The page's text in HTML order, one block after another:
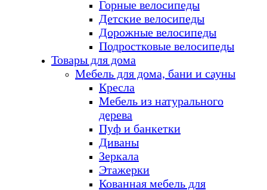
Горные велосипеды
Детские велосипеды
Дорожные велосипеды
Подростковые велосипеды
Товары для дома
Мебель для дома, бани и сауны
Кресла
Мебель из натурального
дерева
Пуф и банкетки
Диваны
Зеркала
Этажерки
Кованная мебель для